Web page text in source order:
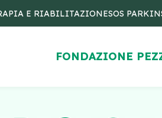
E RIABILITAZIONESOS
FONDAZIONE